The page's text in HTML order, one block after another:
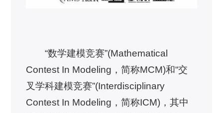
“数学建模竞赛”(Mathematical
Contest In Modeling，简称MCM)和“交
叉学科建模竞赛”(Interdisciplinary
Contest In Modeling，简称ICM)，其中